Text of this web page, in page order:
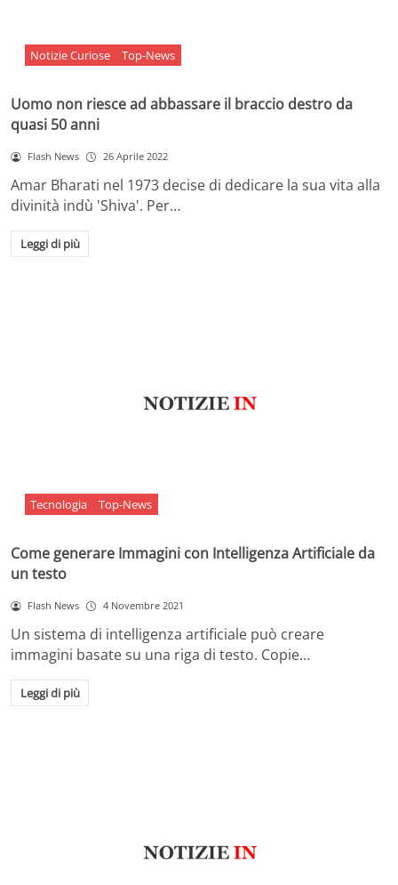
Notizie Curiose Top-News
Uomo non riesce ad abbassare il braccio destro da
quasi 50 anni
Flash News 26 Aprile 2022
Amar Bharati nel 1973 decise di dedicare la sua vita alla
divinità indù 'Shiva'. Per…
Leggi di più
Tecnologia Top-News
Come generare Immagini con Intelligenza Artificiale da
un testo
Flash News 4 Novembre 2021
Un sistema di intelligenza artificiale può creare
immagini basate su una riga di testo. Copie…
Leggi di più